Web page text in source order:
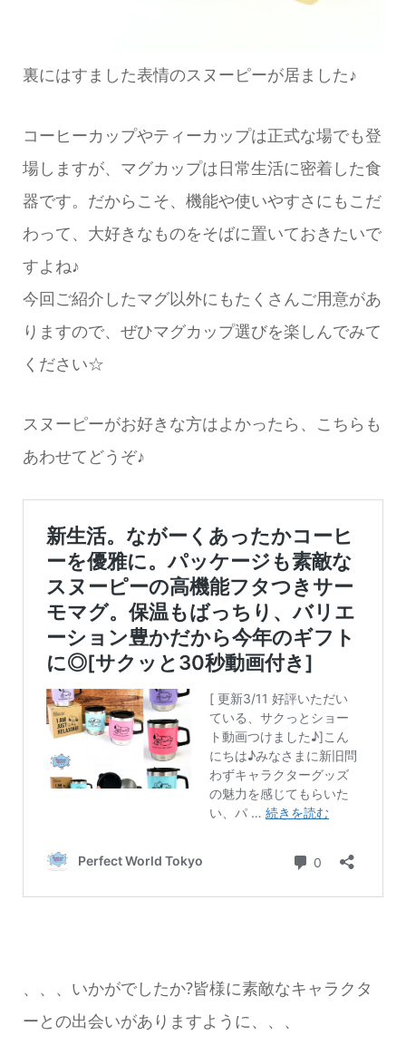
裏にはすました表情のスヌーピーが居ました♪
コーヒーカップやティーカップは正式な場でも登
場しますが、マグカップは日常生活に密着した食
器です。だからこそ、機能や使いやすさにもこだ
わって、大好きなものをそばに置いておきたいで
すよね♪
今回ご紹介したマグ以外にもたくさんご用意があ
りますので、ぜひマグカップ選びを楽しんでみて
ください☆
スヌーピーがお好きな方はよかったら、こちらも
あわせてどうぞ♪
、、、いかがでしたか?皆様に素敵なキャラクタ
ーとの出会いがありますように、、、